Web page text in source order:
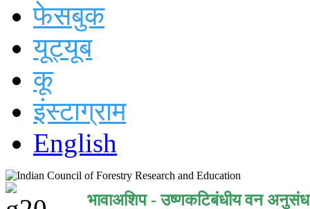
फेसबुक
यूट्यूब
कू
इंस्टाग्राम
English
भावाअशिप - उष्णकटिबंधीय वन